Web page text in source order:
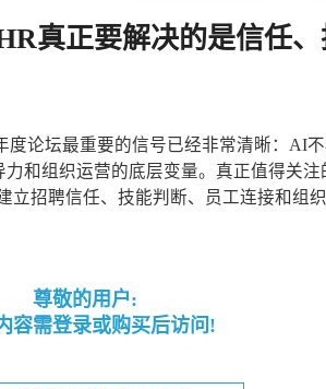
真正要解决的是信任
度论坛最重要的信号已经非常清晰：AI
和组织运营的底层变量。真正值得关注
招聘信任、技能判断、员工连接和组
尊敬的用户:
容需登录或购买后访问!